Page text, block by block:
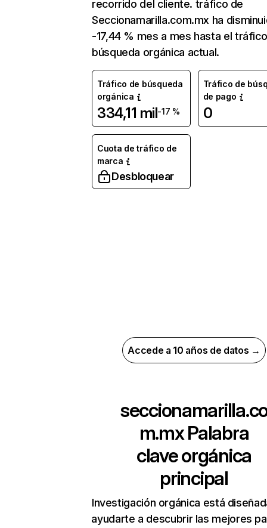
recorrido del cliente. tráfico de
Seccionamarilla.com.mx ha
-17,44 % mes a mes hasta el
búsqueda orgánica actual.
Tráfico de búsqueda
orgánica
334,11 mil-17 %
Tráfico de
de pago
0
Cuota de tráfico de
marca
Desbloquear
Accede a 10 años de datos →
m.mxPalabra
clave orgánica
principal
Investigación orgánica está
ayudarte a descubrir las mejores